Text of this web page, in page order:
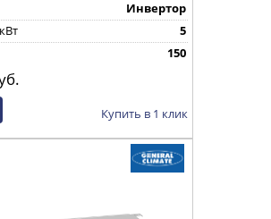
Инвертор
5
150
Купить в 1 клик